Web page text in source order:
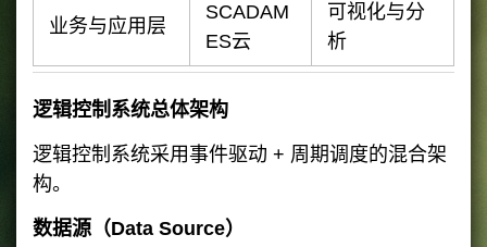
业务与应用层
SCADAM
ES云
可视化与分
析
逻辑控制系统总体架构
逻辑控制系统采用事件驱动 + 周期调度的混合架
构。
数据源（Data Source）